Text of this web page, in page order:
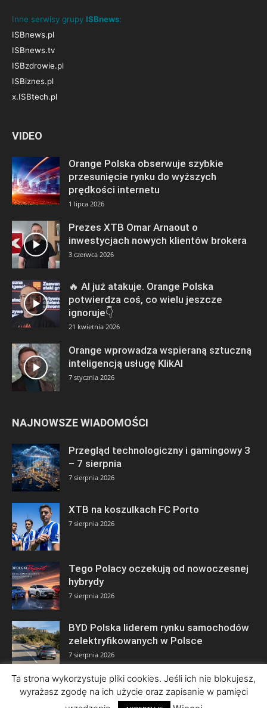
Inne serwisy grupy ISBnews:
ISBnews.pl
ISBnews.tv
ISBzdrowie.pl
ISBiznes.pl
x.ISBtech.pl
VIDEO
Orange Polska obserwuje szybkie
przesunięcie rynku do wyższych
prędkości internetu
1 lipca 2026
Prezes XTB Omar Arnaout o
inwestycjach nowych klientów brokera
3 czerwca 2026
🔥 AI już atakuje. Orange Polska
potwierdza coś, co wielu jeszcze
ignoruje👇
21 kwietnia 2026
Orange wprowadza wspieraną sztuczną
inteligencją usługę KlikAI
7 stycznia 2026
NAJNOWSZE WIADOMOŚCI
Przegląd technologiczny i gamingowy 3
– 7 sierpnia
7 sierpnia 2026
XTB na koszulkach FC Porto
7 sierpnia 2026
Tego Polacy oczekują od nowoczesnej
hybrydy
7 sierpnia 2026
BYD Polska liderem rynku samochodów
zelektryfikowanych w Polsce
7 sierpnia 2026
Ta strona wykorzystuje pliki cookies. Jeśli ich nie blokujesz,
wyrażasz zgodę na ich użycie oraz zapisanie w pamięci